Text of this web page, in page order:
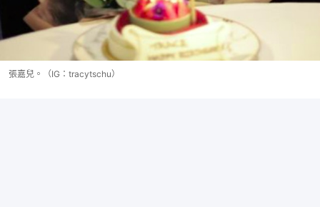
張嘉兒。（IG：tracytschu）